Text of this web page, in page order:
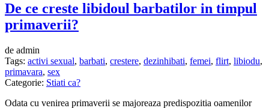
De ce creste libidoul barbatilor in timpul
primaverii?
de admin
Tags: activi sexual, barbati, crestere, dezinhibati, femei, flirt, libiodu,
primavara, sex
Categorie: Stiati ca?
Odata cu venirea primaverii se majoreaza predispozitia oamenilor